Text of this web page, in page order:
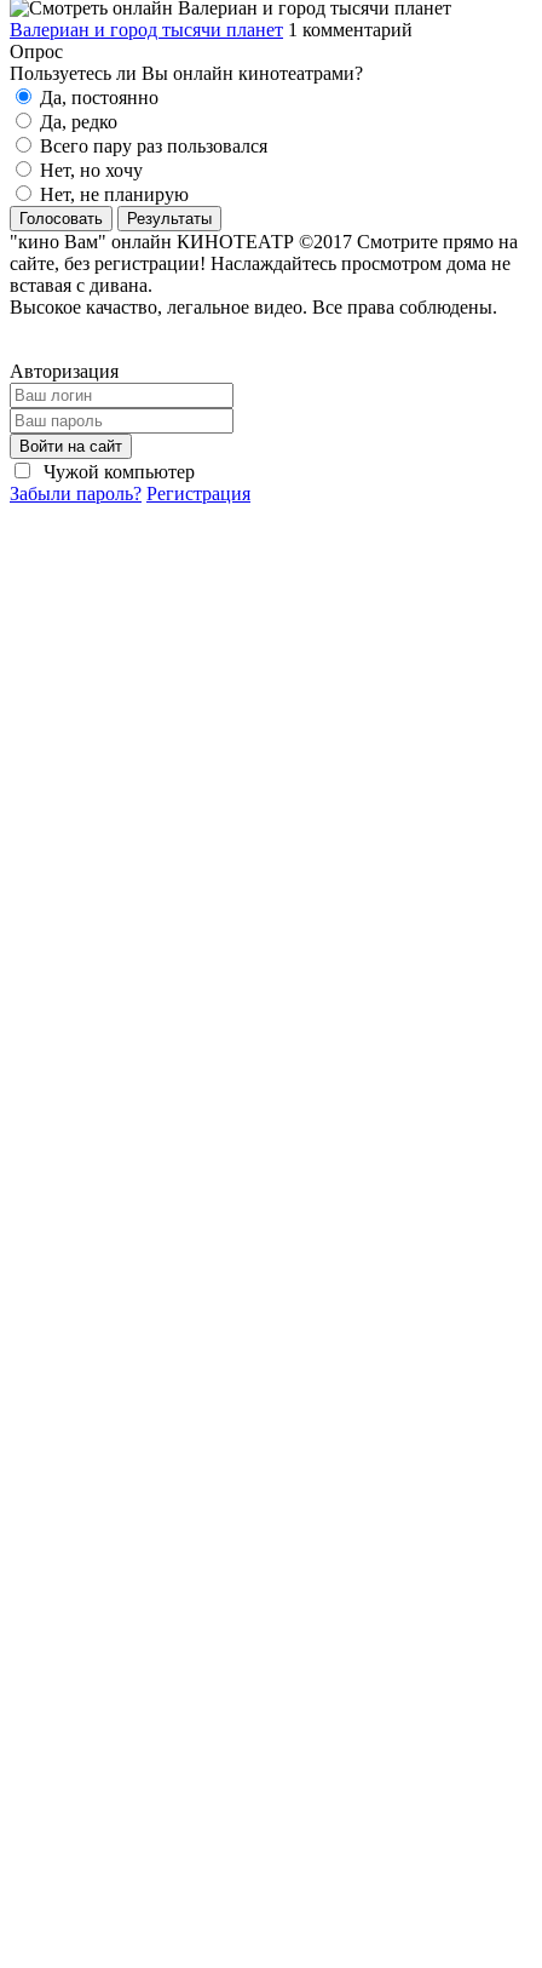
Валериан и город тысячи планет 1 комментарий
Опрос
Пользуетесь ли Вы онлайн кинотеатрами?
Да, постоянно
Да, редко
Всего пару раз пользовался
Нет, но хочу
Нет, не планирую
Голосовать Результаты
"кино Вам" онлайн КИНОТЕАТР ©2017 Смотрите прямо на
сайте, без регистрации! Наслаждайтесь просмотром дома не
вставая с дивана.
Высокое качаство, легальное видео. Все права соблюдены.
Авторизация
Войти на сайт
Чужой компьютер
Забыли пароль? Регистрация